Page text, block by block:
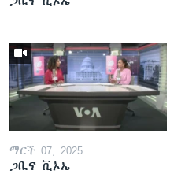
ማርች 07, 2025
ጋቢና ቪኦኤ